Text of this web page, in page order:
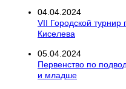
04.04.2024
VII Городской
Киселева
05.04.2024
Первенство по
и младше